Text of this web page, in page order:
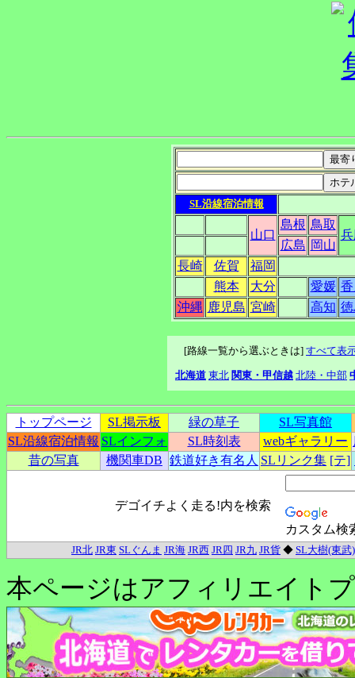
SL沿線宿泊情報
山口
島根 鳥取
広島 岡山
長崎
佐賀
福岡
熊本
大分 愛媛
沖縄 鹿児島 宮崎 高知
[路線一覧から選ぶときは] すべて表
北海道 東北 関東・甲信越 北陸・中部
トップページ SL掲示板 緑の草子
SL写真館
SL沿線宿泊情報 SLインフォ SL時刻表 webギャラリー
昔の写真
機関車DB 鉄道好き有名人 SLリンク集 [テ]
デゴイチよく走る!内を検索
カスタム検
JR北 JR東 SLぐんま JR海 JR西 JR四 JR九 JR貨 ◆ SL大樹(東武)
本ページはアフィリエイト